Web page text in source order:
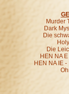
Murder
Dark
Die
Die
HEN NA
HEN NA IE